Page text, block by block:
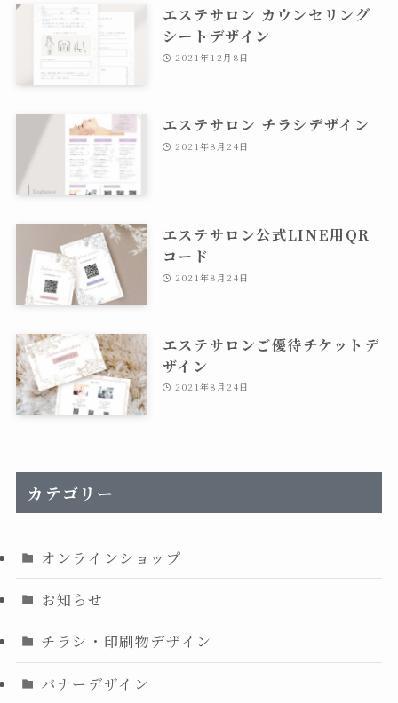
エステサロン カウンセリング
シートデザイン
2021年12月8日
エステサロン チラシデザイン
2021年8月24日
エステサロン公式LINE用QR
コード
2021年8月24日
エステサロンご優待チケット デ
ザイン
2021年8月24日
カテゴリー
オンラインショップ
お知らせ
チラシ・印刷物デザイン
バナーデザイン